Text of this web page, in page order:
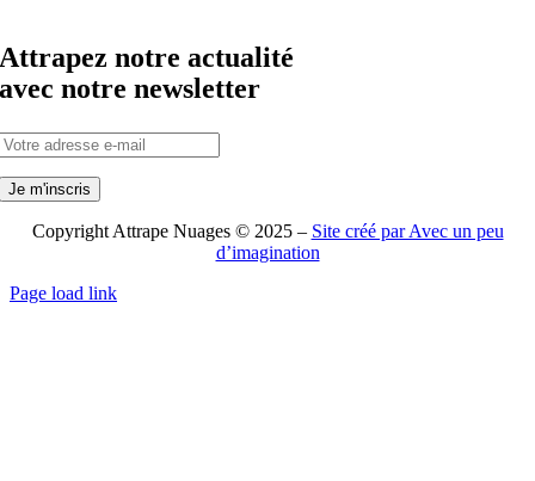
Attrapez notre actualité
avec notre newsletter
Copyright Attrape Nuages © 2025 – Site créé par Avec un peu
d’imagination
Page load link